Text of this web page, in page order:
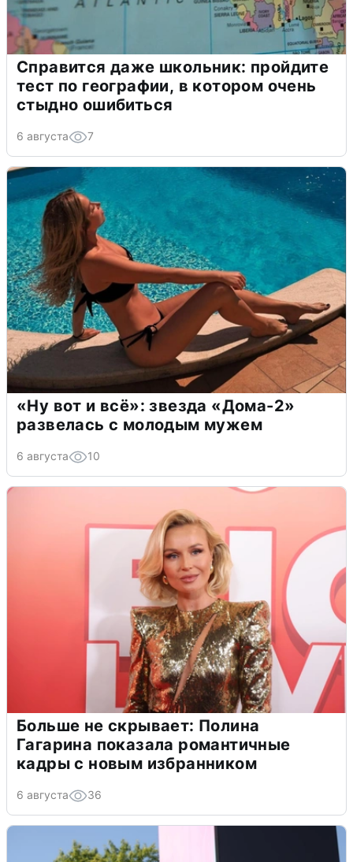
Справится даже школьник: пройдите
тест по географии, в котором очень
стыдно ошибиться
6 августа 7
«Ну вот и всё»: звезда «Дома-2»
развелась с молодым мужем
6 августа 10
Больше не скрывает: Полина
Гагарина показала романтичные
кадры с новым избранником
6 августа 36